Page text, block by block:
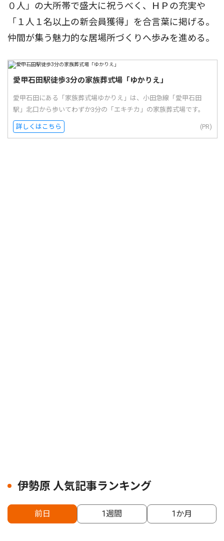
０人」の大所帯で盛大に祝うべく、ＨＰの充実や
「１人１名以上の新会員獲得」を合言葉に掲げる。
仲間が集う魅力的な居場所づくりへ歩みを進める。
愛甲石田駅徒歩3分の家族葬式場「ゆかりえ」
愛甲石田にある「家族葬式場ゆかりえ」は、小田急線「愛甲石田
駅」北口から歩いてわずか3分の「エキチカ」の家族葬式場です。
詳しくはこちら (PR)
伊勢原 人気記事ランキング
前日 1週間 1か月